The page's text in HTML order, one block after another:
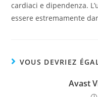
cardiaci e dipendenza.
essere estremamente
VOUS DEVRIEZ
Avast